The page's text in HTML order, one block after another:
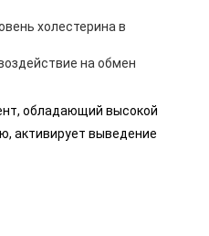
холестерина в
на обмен
обладающий высокой
активирует выведение